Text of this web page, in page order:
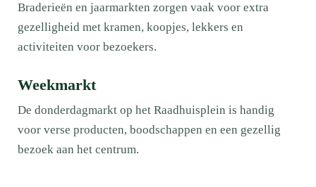
Braderieën en jaarmarkten zorgen vaak voor extra
gezelligheid met kramen, koopjes, lekkers en
activiteiten voor bezoekers.
Weekmarkt
De donderdagmarkt op het Raadhuisplein is handig
voor verse producten, boodschappen en een gezellig
bezoek aan het centrum.